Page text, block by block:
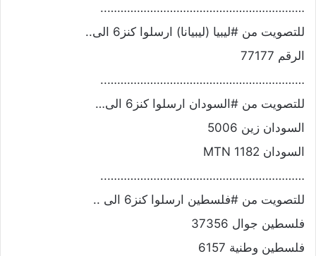
……………………………………………………..
للتصويت من #ليبيا (ليبيانا) ارسلوا كنز6 الى..
الرقم 77177
……………………………………………………..
للتصويت من #السودان ارسلوا كنز6 الى…
السودان زين 5006
السودان MTN 1182
……………………………………………………..
للتصويت من #فلسطين ارسلوا كنز6 الى ..
فلسطين جوال 37356
فلسطين وطنية 6157